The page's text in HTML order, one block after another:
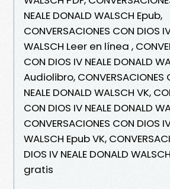
NEALE DONALD WALSCH Epub,
CONVERSACIONES CON DIOS
WALSCH Leer en línea ,
CON DIOS IV NEALE DONALD
Audiolibro, CONVERSACIONES
NEALE DONALD WALSCH VK,
CON DIOS IV NEALE DONALD
CONVERSACIONES CON DIOS
WALSCH Epub VK,
DIOS IV NEALE DONALD
gratis